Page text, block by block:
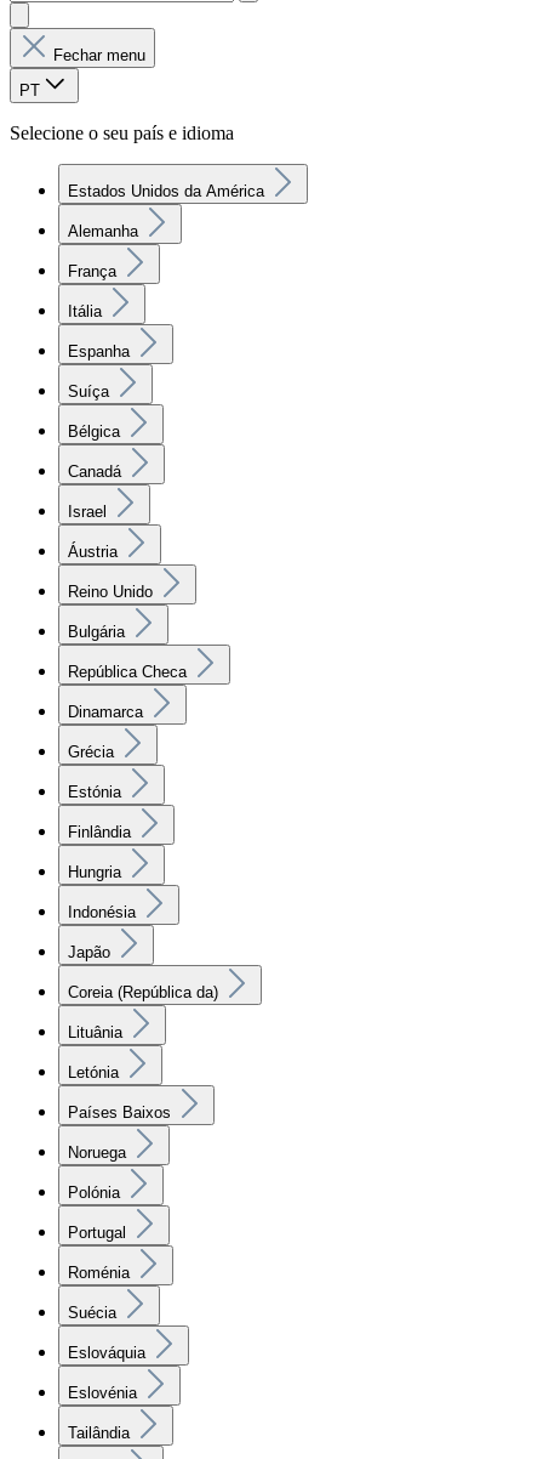
Fechar menu
PT
Selecione o seu país e idioma
Estados Unidos da América
Alemanha
França
Itália
Espanha
Suíça
Bélgica
Canadá
Israel
Áustria
Reino Unido
Bulgária
República Checa
Dinamarca
Grécia
Estónia
Finlândia
Hungria
Indonésia
Japão
Coreia (República da)
Lituânia
Letónia
Países Baixos
Noruega
Polónia
Portugal
Roménia
Suécia
Eslováquia
Eslovénia
Tailândia